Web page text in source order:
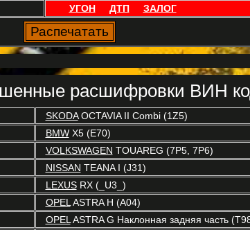
УГОН ДТП ЗАЛОГ
расшифровки ВИН
SKODAOCTAVIA II Combi (1Z5)
BMWX5 (E70)
VOLKSWAGEN TOUAREG (7P5, 7P6)
NISSAN TEANA I (J31)
LEXUSRX (_U3_)
OPEL ASTRA H (A04)
OPEL ASTRA G Наклонная задняя часть